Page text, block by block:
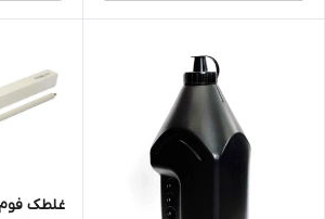
غلطک فوم